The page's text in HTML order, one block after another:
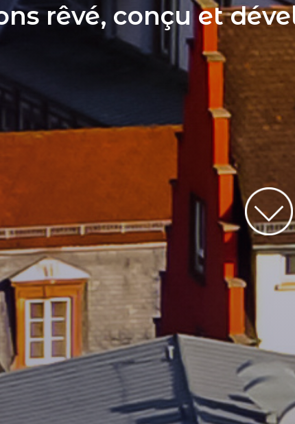
rêvé, conçu et